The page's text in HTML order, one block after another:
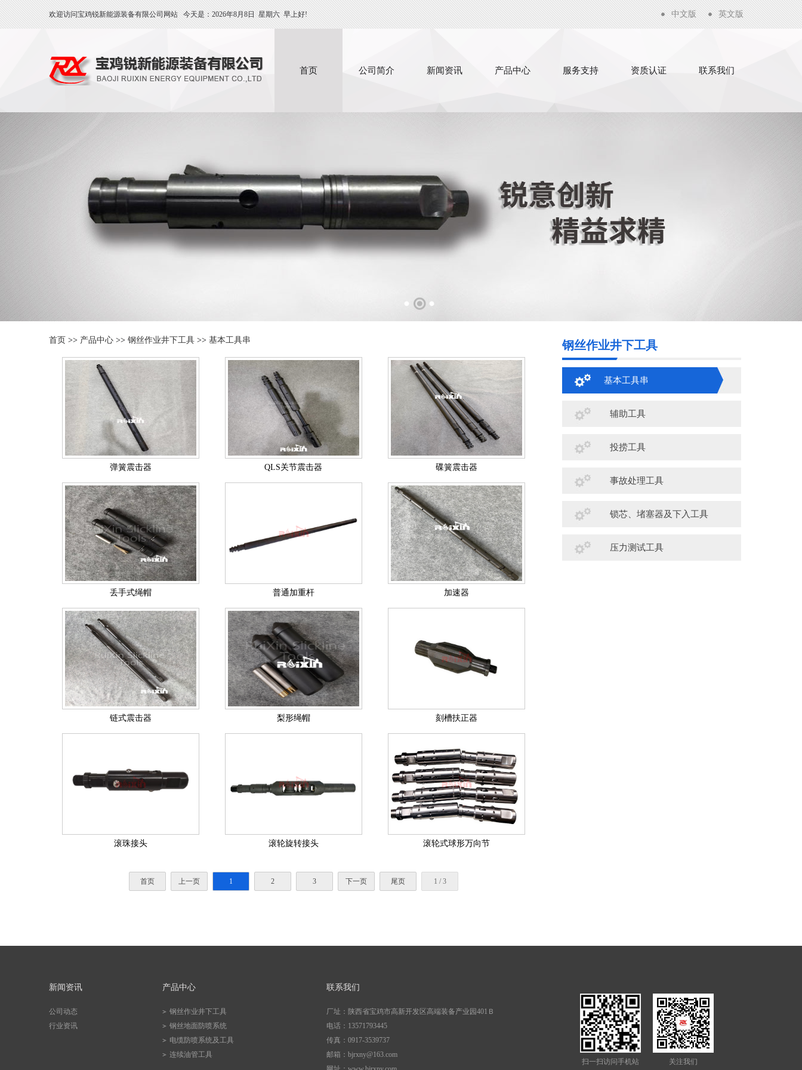
欢迎访问宝鸡锐新能源装备有限公司网站 今天是：2026年8月8日 星期六 早上好! 中文版 英文版
首页 公司简介 新闻资讯 产品中心 服务支持 资质认证 联系我们
首页 >> 产品中心 >> 钢丝作业井下工具 >> 基本工具串
弹簧震击器 QLS关节震击器 碟簧震击器
丢手式绳帽 普通加重杆 加速器
链式震击器 梨形绳帽 刻槽扶正器
滚珠接头 滚轮旋转接头 滚轮式球形万向节
首页 上一页 1 2 3 下一页 尾页 1 / 3
钢丝作业井下工具
基本工具串
辅助工具
投捞工具
事故处理工具
锁芯、堵塞器及下入工具
压力测试工具
新闻资讯
公司动态
行业资讯
产品中心
钢丝作业井下工具
钢丝地面防喷系统
电缆防喷系统及工具
连续油管工具
联系我们
厂址：陕西省宝鸡市高新开发区高端装备产业园401Ｂ
电话：13571793445
传真：0917-3539737
邮箱：bjrxny@163.com
扫一扫访问手机站 关注我们